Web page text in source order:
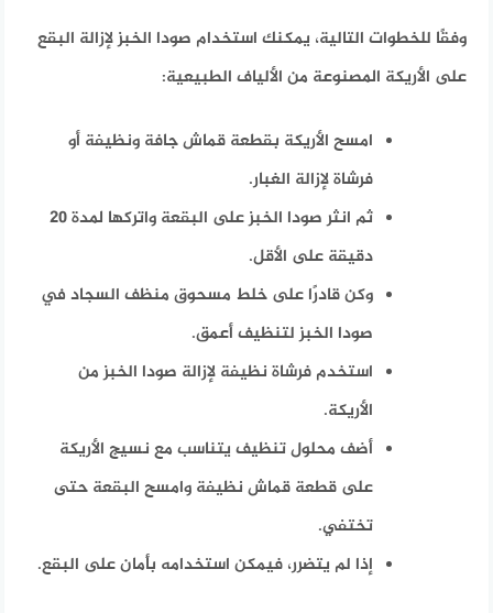
وفقًا للخطوات التالية، يمكنك استخدام صودا الخبز لإزالة البقع
على الأريكة المصنوعة من الألياف الطبيعية:
امسح الأريكة بقطعة قماش جافة ونظيفة أو
فرشاة لإزالة الغبار.
ثم انثر صودا الخبز على البقعة واتركها لمدة 20
دقيقة على الأقل.
وكن قادرًا على خلط مسحوق منظف السجاد في
صودا الخبز لتنظيف أعمق.
استخدم فرشاة نظيفة لإزالة صودا الخبز من
الأريكة.
أضف محلول تنظيف يتناسب مع نسيج الأريكة
على قطعة قماش نظيفة وامسح البقعة حتى
تختفي.
إذا لم يتضرر، فيمكن استخدامه بأمان على البقع.